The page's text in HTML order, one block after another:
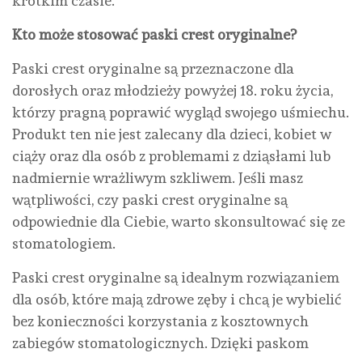
Kto może stosować paski crest oryginalne?
Paski crest oryginalne są przeznaczone dla
dorosłych oraz młodzieży powyżej 18. roku życia,
którzy pragną poprawić wygląd swojego uśmiechu.
Produkt ten nie jest zalecany dla dzieci, kobiet w
ciąży oraz dla osób z problemami z dziąsłami lub
nadmiernie wrażliwym szkliwem. Jeśli masz
wątpliwości, czy paski crest oryginalne są
odpowiednie dla Ciebie, warto skonsultować się ze
stomatologiem.
Paski crest oryginalne są idealnym rozwiązaniem
dla osób, które mają zdrowe zęby i chcą je wybielić
bez konieczności korzystania z kosztownych
zabiegów stomatologicznych. Dzięki paskom